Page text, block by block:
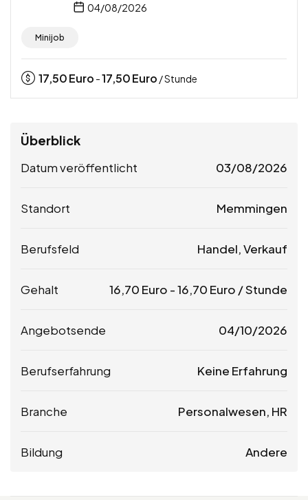
04/08/2026
Minijob
17,50Euro -17,50Euro / Stunde
Überblick
Datum veröffentlicht 03/08/2026
Standort Memmingen
Berufsfeld Handel, Verkauf
Gehalt 16,70 Euro -16,70 Euro / Stunde
Angebotsende 04/10/2026
Berufserfahrung Keine Erfahrung
Branche Personalwesen, HR
Bildung Andere